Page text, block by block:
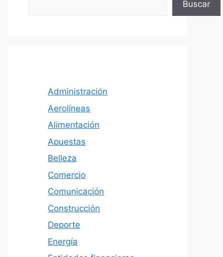
Buscar
Administración
Aerolíneas
Alimentación
Apuestas
Belleza
Comercio
Comunicación
Construcción
Deporte
Energía